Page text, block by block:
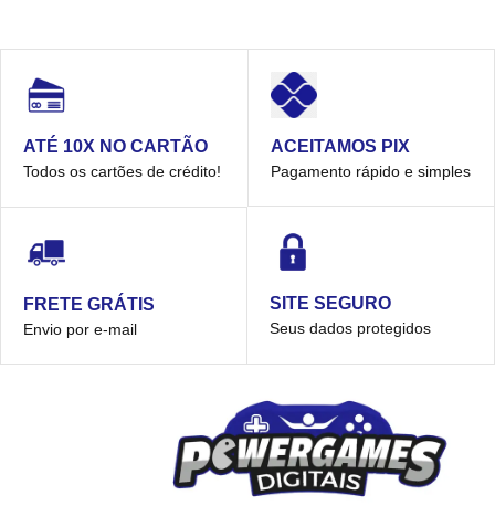
ATÉ 10X NO CARTÃO
Todos os cartões de crédito!
ACEITAMOS PIX
Pagamento rápido e simples
FRETE GRÁTIS
Envio por e-mail
SITE SEGURO
Seus dados protegidos